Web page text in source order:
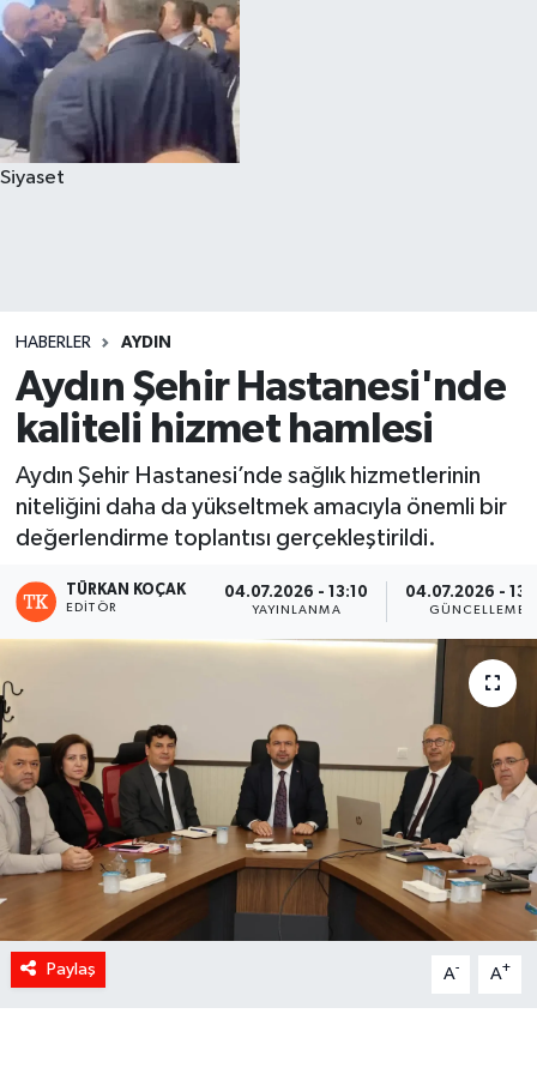
Siyaset
HABERLER AYDIN
Aydın Şehir Hastanesi'nde
kaliteli hizmet hamlesi
Aydın Şehir Hastanesi’nde sağlık hizmetlerinin
niteliğini daha da yükseltmek amacıyla önemli bir
değerlendirme toplantısı gerçekleştirildi.
TÜRKAN KOÇAK
EDITÖR
04.07.2026 - 13:10
YAYINLANMA
04.07.2026 -
GÜNCELLEME
Paylaş A- A+